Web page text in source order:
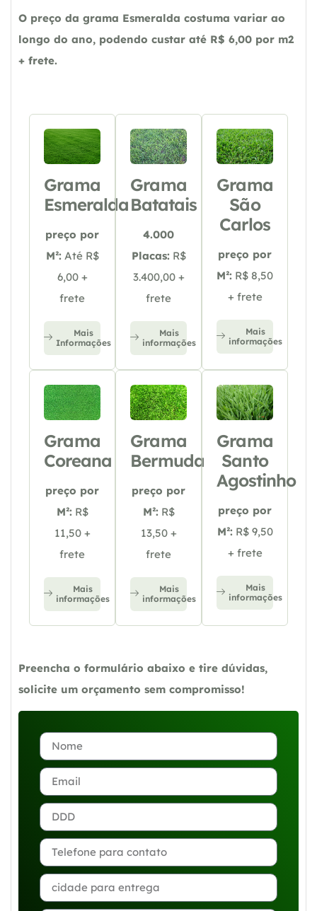
O preço da grama Esmeralda costuma variar ao
longo do ano, podendo custar até R$ 6,00 por m2
+ frete.
Grama
Esmeralda
preço por
M²: Até R$
6,00 +
frete
Mais
Informações
Grama
Batatais
4.000
Placas: R$
3.400,00 +
frete
Mais
informações
Grama
São
Carlos
preço por
M²: R$ 8,50
+ frete
Mais
informações
Grama
Coreana
preço por
M²: R$
11,50 +
frete
Mais
informações
Grama
Bermuda
preço por
M²: R$
13,50 +
frete
Mais
informações
Grama
Santo
Agostinho
preço por
M²: R$ 9,50
+ frete
Mais
informações
Preencha o formulário abaixo e tire dúvidas,
solicite um orçamento sem compromisso!